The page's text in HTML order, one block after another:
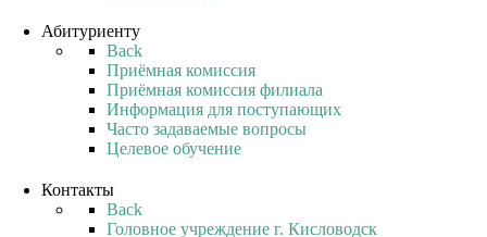
Абитуриенту
Back
Приёмная комиссия
Приёмная комиссия филиала
Информация для поступающих
Часто задаваемые вопросы
Целевое обучение
Контакты
Back
Головное учреждение г. Кисловодск